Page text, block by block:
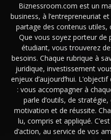
Biznessroom.com est un
business, à l’entrepreneuriat
partage des contenus utiles,
Que vous soyez porteur de
étudiant, vous trouverez
besoins. Chaque rubrique à
juridique, investissement
enjeux d’aujourd’hui.
: vous accompagner à
parle d’outils, de
motivation et de réussite.
lu, compris et appliqué.
d’action, au service de vos